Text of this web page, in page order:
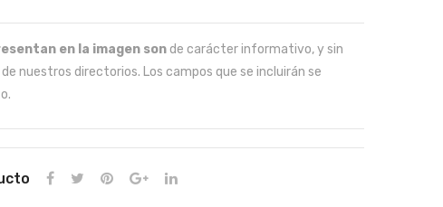
en la imagen son de carácter informativo, y sin
nuestros directorios. Los campos que se incluirán se